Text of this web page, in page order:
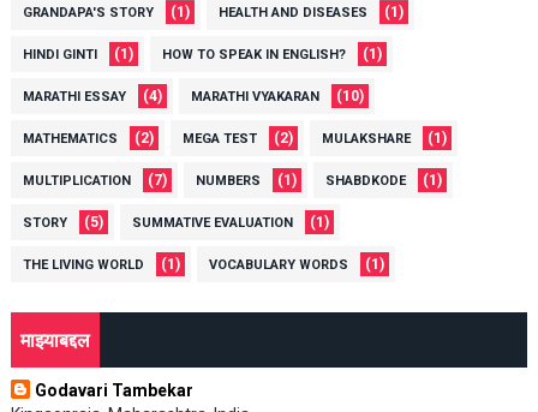
GRANDAPA'S STORY (1) HEALTH AND DISEASES (1)
HINDI GINTI (1) HOW TO SPEAK IN ENGLISH? (1)
MARATHI ESSAY (4) MARATHI VYAKARAN (10)
MATHEMATICS (2) MEGA TEST (2) MULAKSHARE (1)
MULTIPLICATION (7) NUMBERS (1) SHABDKODE (1)
STORY (5) SUMMATIVE EVALUATION (1)
THE LIVING WORLD (1) VOCABULARY WORDS (1)
माझ्याबद्दल
Godavari Tambekar